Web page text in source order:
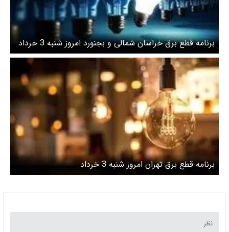
برنامه قطع برق خراسان شمالی و بجنورد امروز شنبه 3 خرداد
برنامه قطع برق تهران امروز شنبه 3 خرداد